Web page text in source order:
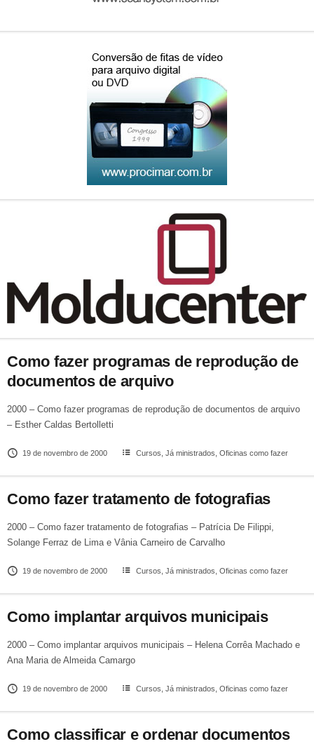
Como fazer programas de reprodução de
documentos de arquivo
2000 – Como fazer programas de reprodução de documentos de arquivo
– Esther Caldas Bertolletti
19 de novembro de 2000 Cursos ,Já ministrados ,Oficinas como fazer
Como fazer tratamento de fotografias
2000 – Como fazer tratamento de fotografias – Patrícia De Filippi,
Solange Ferraz de Lima e Vânia Carneiro de Carvalho
19 de novembro de 2000 Cursos ,Já ministrados ,Oficinas como fazer
Como implantar arquivos municipais
2000 – Como implantar arquivos municipais – Helena Corrêa Machado e
Ana Maria de Almeida Camargo
19 de novembro de 2000 Cursos ,Já ministrados ,Oficinas como fazer
Como classificar e ordenar documentos